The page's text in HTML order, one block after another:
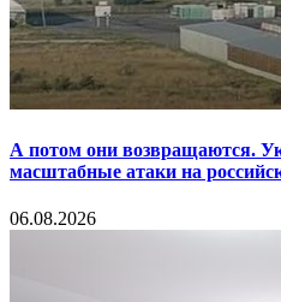
А потом они возвращаются.
масштабные атаки на
06.08.2026